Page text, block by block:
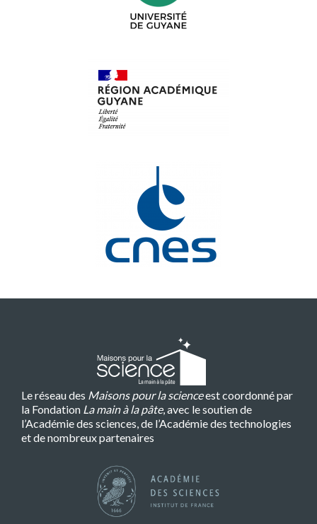
Le réseau des Maisons pour la scienceest coordonné par
la Fondation La main à la pâte, avec le soutien de
l’Académie des sciences, de l’Académie des technologies
et de nombreux partenaires